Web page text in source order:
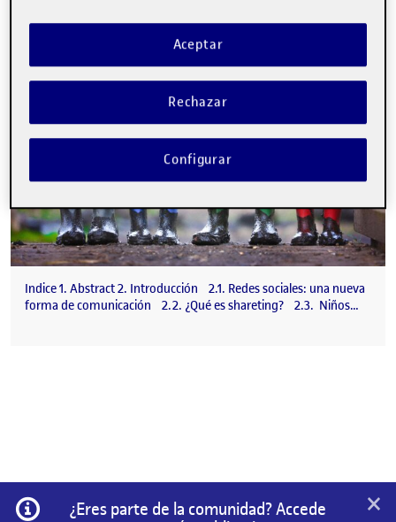
Publicado por
Olga Kaita Matas
Fecha de publicación9 noviembre, 2022 6:50 pm
comentario
Indice 1. Abstract 2. Introducción 2.1. Redes sociales: una nueva
forma de comunicación 2.2. ¿Qué es shareting? 2.3. Niños…
Información
¿Eres parte de la comunidad? Accede
×
Rechazar
Aceptar
Configurar